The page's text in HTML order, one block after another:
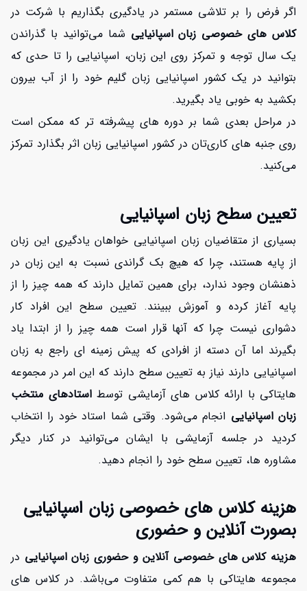
اگر فرض را بر تلاشی مستمر در یادگیری بگذاریم با شرکت در
کلاس های خصوصی زبان اسپانیایی شما می‌توانید با گذراندن
یک سال توجه و تمرکز روی این زبان، اسپانیایی را تا حدی که
بتوانید در یک کشور اسپانیایی زبان گلیم خود را از آب بیرون
بکشید به خوبی یاد بگیرید.
در مراحل بعدی شما بر دوره های پیشرفته تر که ممکن است
روی جنبه های کاری‌تان در کشور اسپانیایی زبان اثر بگذارد تمرکز
می‌کنید.
تعیین سطح زبان اسپانیایی
بسیاری از متقاضیان زبان اسپانیایی خواهان یادگیری این زبان
از پایه هستند، چرا که هیچ بک گراندی نسبت به این زبان در
ذهنشان وجود ندارد، برای همین تمایل دارند که همه چیز را از
پایه آغاز کرده و آموزش ببینند. تعیین سطح این افراد کار
دشواری نیست چرا که آنها قرار است همه چیز را از ابتدا یاد
بگیرند اما آن دسته از افرادی که پیش زمینه ای راجع به زبان
اسپانیایی دارند نیاز به تعیین سطح دارند که این امر در مجموعه
هایتاکی با ارائه کلاس های آزمایشی توسطاستادهای منتخب
زبان اسپانیایی انجام می‌شود. وقتی شما استاد خود را انتخاب
کردید در جلسه آزمایشی با ایشان می‌توانید در کنار دیگر
مشاوره ها، تعیین سطح خود را انجام دهید.
هزینه کلاس های خصوصی زبان اسپانیایی
بصورت آنلاین و حضوری
هزینه کلاس های خصوصی آنلاین و حضوری زبان اسپانیایی در
مجموعه هایتاکی با هم کمی متفاوت می‌باشد. در کلاس های